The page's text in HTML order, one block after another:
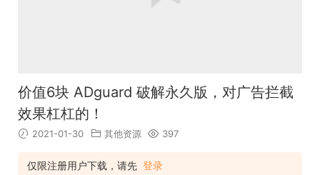
价值6块 ADguard 破解永久版，对广告拦截
效果杠杠的！
2021-01-30 其他资源 397
仅限注册用户下载，请先 登录